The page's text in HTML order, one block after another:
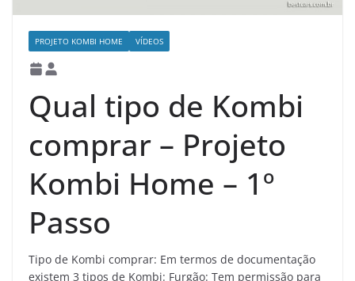
PROJETO KOMBI HOME VÍDEOS
Qual tipo de Kombi
comprar – Projeto
Kombi Home – 1º
Passo
Tipo de Kombi comprar: Em termos de documentação
existem 3 tipos de Kombi: Furgão: Tem permissão para